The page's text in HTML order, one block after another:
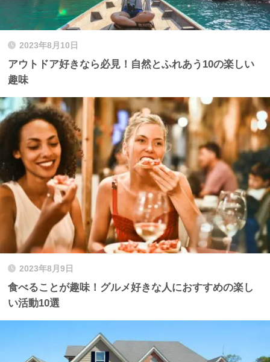
2023年8月10日
アウトドア好きなら必見！自然とふれあう10の楽しい
趣味
2023年8月9日
食べることが趣味！グルメ好きな人におすすめの楽し
い活動10選